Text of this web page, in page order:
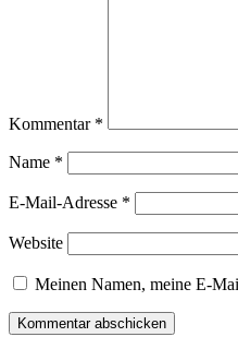
Kommentar *
Name *
E-Mail-Adresse *
Website
Meinen Namen, meine E-